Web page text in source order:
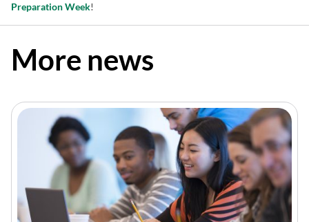
Preparation Week!
More news